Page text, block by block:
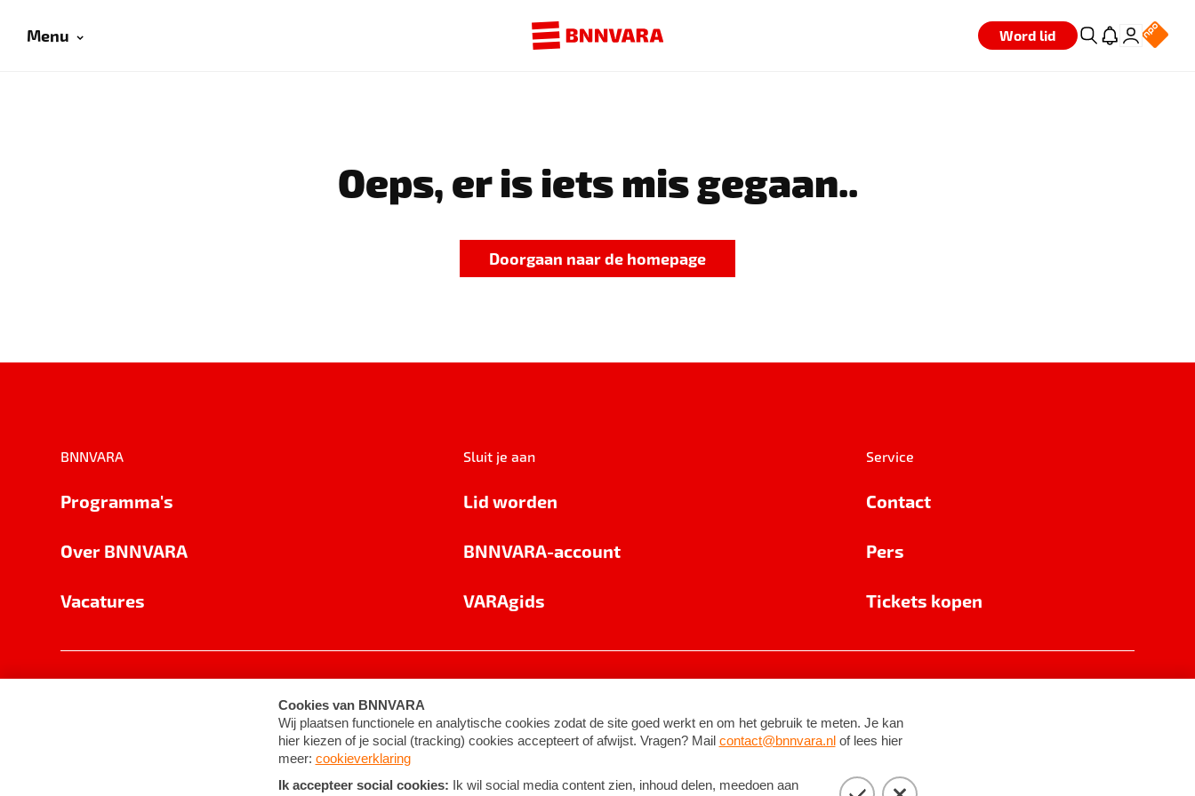
Menu Word lid
Oeps, er is iets mis gegaan..
Doorgaan naar de homepage
BNNVARA
Programma's
Over BNNVARA
Vacatures
Sluit je aan
Lid worden
BNNVARA-account
VARAgids
Service
Contact
Pers
Tickets kopen
Cookie-instellingen Algemene voorwaarden ©2026BNNVARA